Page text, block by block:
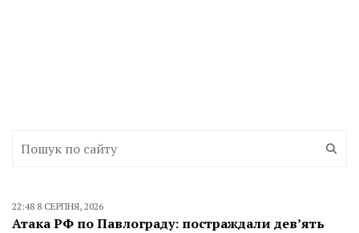
22:48 8 СЕРПНЯ, 2026
Атака РФ по Павлограду: постраждали дев’ять